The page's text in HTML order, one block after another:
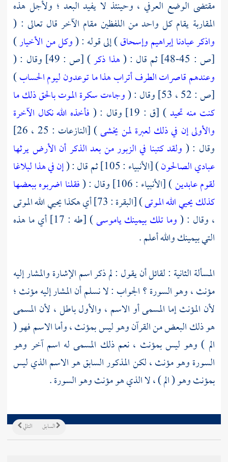
مقتضى الوضع العرفي ، وحينئذ لا يفيد البعد ؛ ولأجل هذه
المقاربة يقام كل واحد من اللفظين مقام الآخر قال تعالى : (
واذكر عبادنا إبراهيم وإسحاق) إلى قوله : (وكل من الأخيار)
[ص : 45-48] ثم قال : (
هذا ذكر) [ص : 49] وقال : (
وعندهم قاصرات الطرف أترابهذا ما توعدون ليوم الحساب)
[ص : 52 ، 53] وقال : (
وجاءت سكرة الموت بالحق ذلك ما
كنت منه تحيد) [ق : 19] وقال : (
فأخذه الله نكال الآخرة
والأولىإن في ذلك لعبرة لمن يخشى
) [النازعات : 25 ، 26]
وقال : ( ولقد كتبنا في الزبور من بعد الذكر أن الأرض يرثها
عبادي الصالحون) [الأنبياء : 105] ثم قال : (
إن في هذا لبلاغا
لقوم عابدين) [الأنبياء : 106] وقال : (
فقلنا اضربوه ببعضها
كذلك يحيي الله الموتى
) [البقرة : 73] أي هكذا يحيي الله الموتى
، وقال : (وما تلك بيمينك ياموسى
) [طه : 17] أي ما هذه
التي بيمينك والله أعلم .
المسألة الثانية : لقائل أن يقول : لم ذكر اسم الإشارة والمشار إليه
مؤنث ، وهو السورة ؟ الجواب : لا نسلم أن المشار إليه مؤنث ؛
لأن المؤنث إما المسمى أو الاسم ، والأول باطل ، لأن المسمى
هو ذلك البعض من القرآن وهو ليس بمؤنث ، وأما الاسم فهو (
الم ) وهو ليس بمؤنث ، نعم ذلك المسمى له اسم آخر وهو
السورة وهو مؤنث ، لكن المذكور السابق هو الاسم الذي ليس
بمؤنث وهو ( الم ) ، لا الذي هو مؤنث وهو السورة .
التالي السابق